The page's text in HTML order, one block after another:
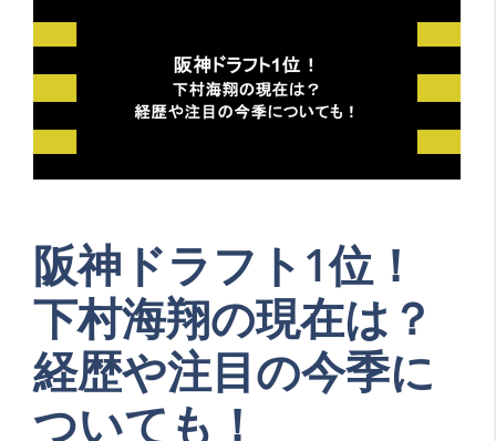
阪神ドラフト1位！
下村海翔の現在は？
経歴や注目の今季に
ついても！